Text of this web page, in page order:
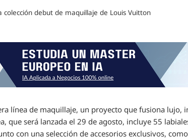
colección debut de maquillaje de Louis Vuitton
línea de maquillaje, un proyecto que fusiona lujo,
que será lanzada el 29 de agosto, incluye 55
con una selección de accesorios exclusivos,